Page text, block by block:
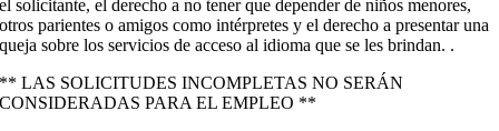
el solicitante, el derecho a no tener que depender de niños menores,
otros parientes o amigos como intérpretes y el derecho a presentar una
queja sobre los servicios de acceso al idioma que se les brindan. .
** LAS SOLICITUDES INCOMPLETAS NO SERÁN
CONSIDERADAS PARA EL EMPLEO **